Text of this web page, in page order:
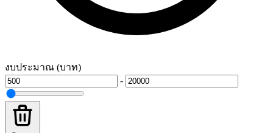
งบประมาณ (บาท)
-